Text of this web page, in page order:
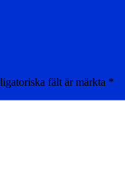
fält är märkta *